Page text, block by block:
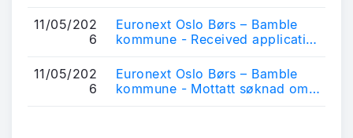
11/05/202
6
Euronext Oslo Børs – Bamble
kommune - Received application
11/05/202
6
Euronext Oslo Børs – Bamble
kommune - Mottatt søknad om